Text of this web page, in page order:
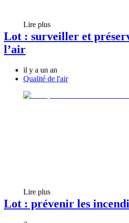
Lire plus
Lot : surveiller et
l’air
il y a un an
Qualité de l'air
Lire plus
Lot : prévenir les